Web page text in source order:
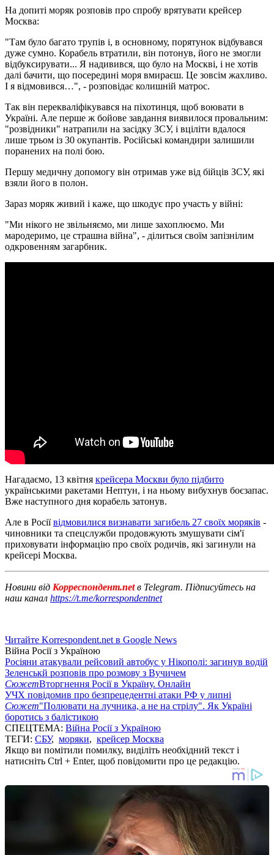
На допиті моряк розповів про спробу врятувати крейсер
Москва:
"Там було багато трупів і, в основному, порятунок відбувався
дуже сумно. Корабель втратили, він потонув, його не змогли
відбуксирувати... Я надивився, що було на Москві, і не хотів
далі бачити, що посередині моря вмираєш. Це зовсім жахливо.
І я відмовився…", - розповідає колишній матрос.
Так він перекваліфікувався на піхотинця, щоб воювати в
Україні. Але перше ж бойове завдання виявилося провальним:
"розвідники" натрапили на засідку ЗСУ, і вціліти вдалося
лише трьом із 30 окупантів. Російські командири залишили
поранених на полі бою.
Першу медичну допомогу він отримав уже від бійців ЗСУ, які
взяли його в полон.
Зараз моряк живий і каже, що шкодує про участь у війні:
"Ми нікого не звільняємо, ми лише захоплюємо. Ми
мародеримо, це страшна війна", - ділиться своїм запізнілим
одкровенням загарбник.
Нагадаємо, 13 квітня крейсера Москви було підбито
українськими ракетами Нептун, і на ньому вибухнув боєзапас.
Вже наступного дня корабель затонув.
Але в Росіївідмовилися визнавати загибель 27 своїх моряків -
чиновники та спецслужби продовжують змушувати сім'ї
приховувати інформацію про своїх родичів, які загинули на
крейсері Москва.
Новини від Корреспондент.netв Telegram. Підписуйтесь на
наш канал https://t.me/korrespondentnet
Читайте Korrespondent.net в Google News
Війна Росії з Україною
Росіяни атакували рейсовий автобус у Нікополі: загинув водій
Зеленськй розповів про розмову з Вучичем
СюжетВторгнення Росії в Україну. Онлайн
УЧХ повідомив про безпрецедентні атаки РФ у липні
Сюжет"Полювати на лучника, а не на стрілу". Як Україні
боротись з балістикою
СПЕЦТЕМА: Війна Росії з Україною
ТЕГИ: СБУ, моряки, крейсер Москва
Якщо ви помітили помилку, виділіть необхідний текст і
натисніть Ctrl + Enter, щоб повідомити про це редакцію.